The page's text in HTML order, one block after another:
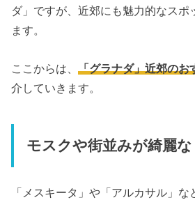
ダ」ですが、近郊にも魅力的なスポ
ます。
ここからは、 「グラナダ」近郊のお
介していきます。
モスクや街並みが綺麗な
「メスキータ」や「アルカサル」な